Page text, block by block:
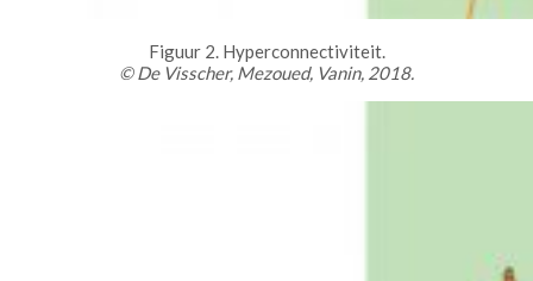
Figuur 2. Hyperconnectiviteit.
© De Visscher, Mezoued, Vanin, 2018.